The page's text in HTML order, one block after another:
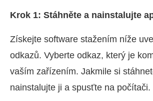
Krok 1: Stáhněte a nainstalujte
Získejte software stažením níže
odkazů. Vyberte odkaz, který je
vaším zařízením. Jakmile si
nainstalujte ji a spusťte na počítači.